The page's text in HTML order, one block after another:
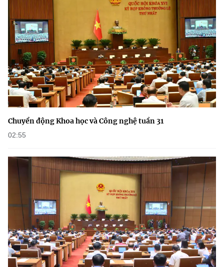
Chuyển động Khoa học và Công nghệ tuần 31
02:55